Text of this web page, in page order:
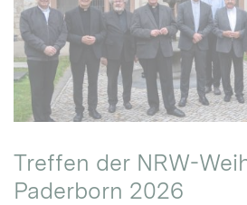
Treffen der NRW-
Paderborn 2026